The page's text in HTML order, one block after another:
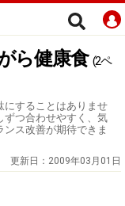
ら健康食 (2ペ
にすることはありませ
ずつ合わせやすく、気
ス改善が期待できま
更新日： 2009年03月01日